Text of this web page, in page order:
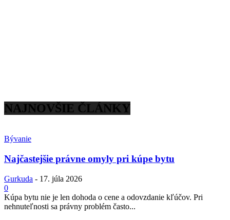
NAJNOVŠIE ČLÁNKY
Bývanie
Najčastejšie právne omyly pri kúpe bytu
Gurkuda - 17. júla 2026
0
Kúpa bytu nie je len dohoda o cene a odovzdanie kľúčov. Pri
nehnuteľnosti sa právny problém často...